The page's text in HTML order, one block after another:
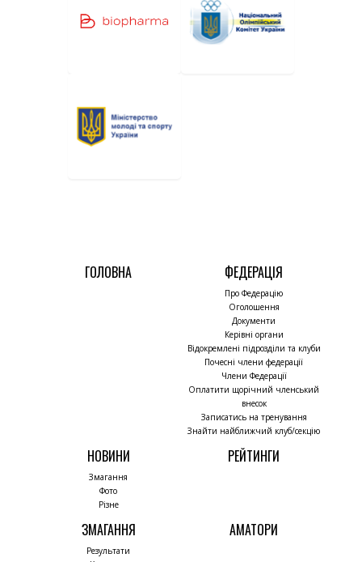
ГОЛОВНА ФЕДЕРАЦІЯ
Про Федерацію
Оголошення
Документи
Керівні органи
Відокремлені підрозділи та клуби
Почесні члени федерації
Члени Федерації
Оплатити щорічний членський
внесок
Записатись на тренування
Знайти найближчий клуб/секцію
НОВИНИ
Змагання
Фото
Різне
РЕЙТИНГИ
ЗМАГАННЯ
Результати
АМАТОРИ